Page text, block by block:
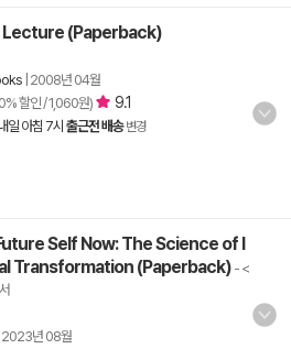
Lecture (Paperback)
2008년 04월
할인 / 1,060원) 9.1
일 아침 7시 출근전 배송 변경
Self Now: The Science of I
Transformation (Paperback) - <
2023년 08월